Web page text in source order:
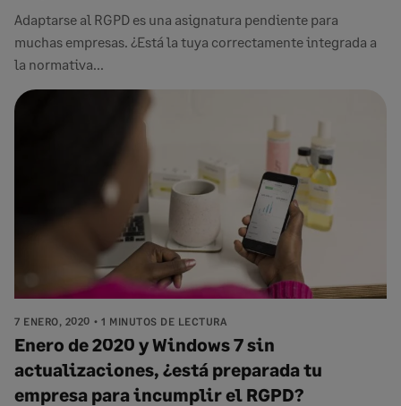
Adaptarse al RGPD es una asignatura pendiente para
muchas empresas. ¿Está la tuya correctamente integrada a
la normativa...
7 ENERO, 2020 1 MINUTOS DE LECTURA
Enero de 2020 y Windows 7 sin
actualizaciones, ¿está preparada tu
empresa para incumplir el RGPD?